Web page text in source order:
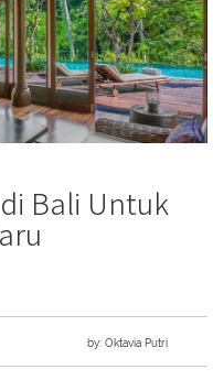
Bali Untuk
by: Oktavia Putri